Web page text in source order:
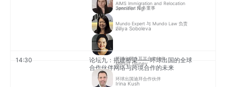
Jennifer Ng
AIMS Immigration and Relocation
Specialist 常务董事
Liliya Soboleva
Mundo Expert 与 Mundo Law 负责
人
14:30
论坛九：搭建桥梁——环球出国的全球
合作伙伴网络与跨境合作的未来
Mesut Guney
环球出国土耳其合作伙伴
Irina Kush
环球出国迪拜合作伙伴